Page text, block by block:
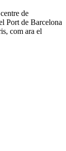
de
Port de Barcelona
com ara el